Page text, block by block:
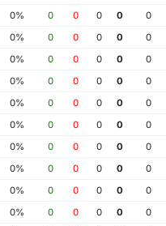
0% 0 0 0 0
0
0% 0 0 0 0
0
0% 0 0 0 0
0
0% 0 0 0 0
0
0% 0 0 0 0
0
0% 0 0 0 0
0
0% 0 0 0 0
0
0% 0 0 0 0
0
0% 0 0 0 0
0
0% 0 0 0 0
0